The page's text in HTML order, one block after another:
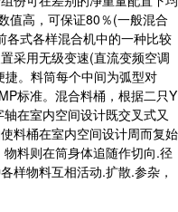
值高，可保证80％(一般混合
各式各样混合机中的一种比较
采用无级变速(直流变频空调
。料筒每个中间为弧型对
标准。混合料桶，根据二只Y
在室内空间设计既交叉式又
料桶在室内空间设计周而复始
料则在筒身体追随作切向.径
样物料互相活动.扩散.参杂，